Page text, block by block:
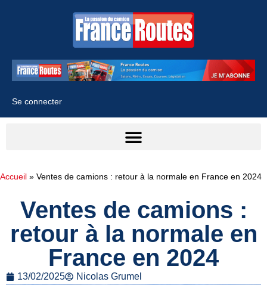
Se connecter
Accueil » Ventes de camions : retour à la normale en France en 2024
Ventes de camions :
retour à la normale en
France en 2024
13/02/2025 Nicolas Grumel